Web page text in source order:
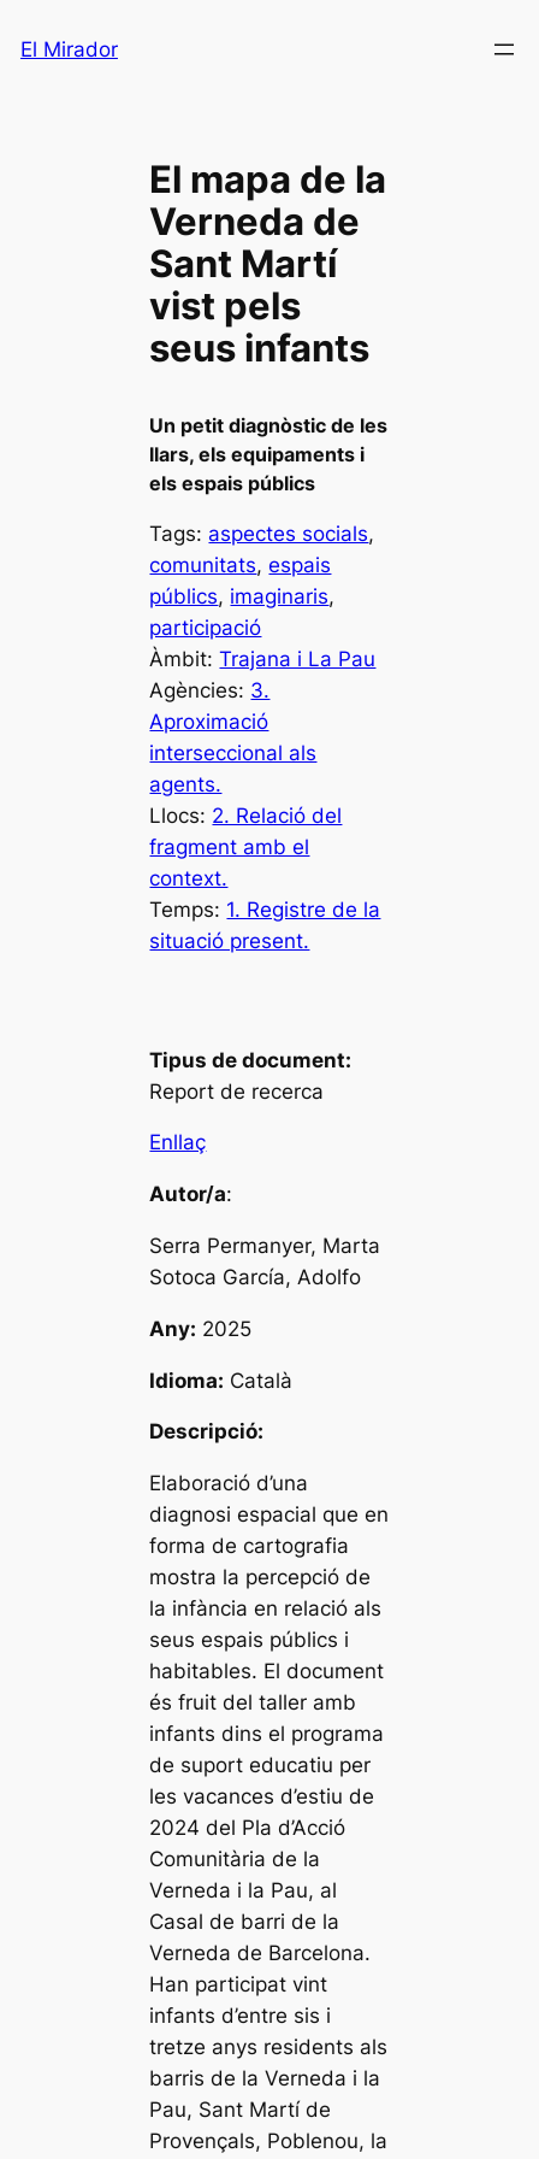
alEl Mirador
El mapa de la
Verneda de
Sant Martí
vist pels
seus infants
Un petit diagnòstic de les
llars, els equipaments i
els espais públics
Tags: aspectes socials
comunitats, espais
públics, imaginaris
participació
Àmbit:Trajana i La Pau
Agències: 3.
Aproximació
interseccional als
agents.
Llocs: 2. Relació del
fragment amb el
context.
Temps: 1. Registre de la
situació present.
Tipus de document:
Report de recerca
Enllaç
Autor/a:
Serra Permanyer, Marta
Sotoca García, Adolfo
Any: 2025
Idioma: Català
Descripció:
Elaboració d’una
diagnosi espacial que en
forma de cartografia
mostra la percepció de
la infància en relació als
seus espais públics i
habitables. El document
és fruit del taller amb
infants dins el programa
de suport educatiu per
les vacances d’estiu de
2024 del Pla d’Acció
Comunitària de la
Verneda i la Pau, al
Casal de barri de la
Verneda de Barcelona.
Han participat vint
infants d’entre sis i
tretze anys residents als
barris de la Verneda i la
Pau, Sant Martí de
Provençals, Poblenou, la